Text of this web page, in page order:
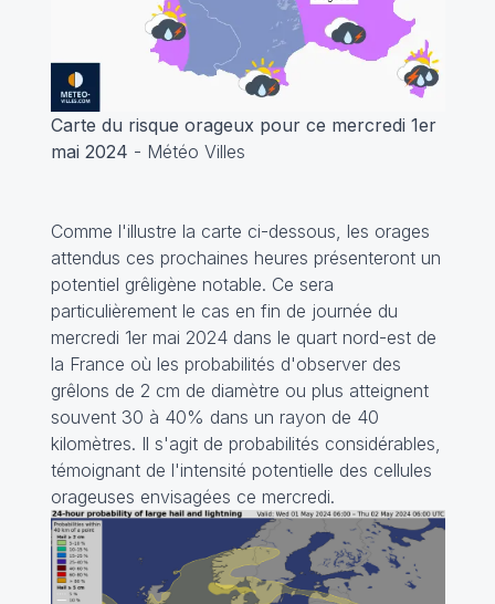
Carte du risque orageux pour ce mercredi 1er
mai 2024 - Météo Villes
Comme l'illustre la carte ci-dessous, les orages
attendus ces prochaines heures présenteront un
potentiel grêligène notable. Ce sera
particulièrement le cas en fin de journée du
mercredi 1er mai 2024 dans le quart nord-est de
la France où les probabilités d'observer des
grêlons de 2 cm de diamètre ou plus atteignent
souvent 30 à 40% dans un rayon de 40
kilomètres. Il s'agit de probabilités considérables,
témoignant de l'intensité potentielle des cellules
orageuses envisagées ce mercredi.